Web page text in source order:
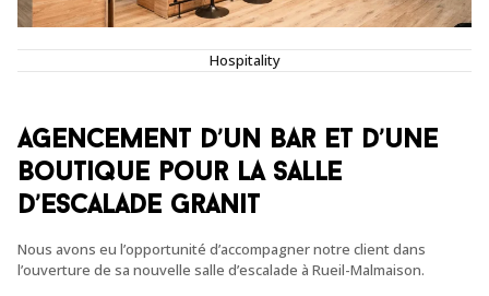
Hospitality
Agencement d’un bar et d’une
boutique pour la salle
d’escalade Granit
Nous avons eu l’opportunité d’accompagnernotre clientdans
l’ouverture de sa nouvelle salle d’escalade à Rueil-Malmaison.